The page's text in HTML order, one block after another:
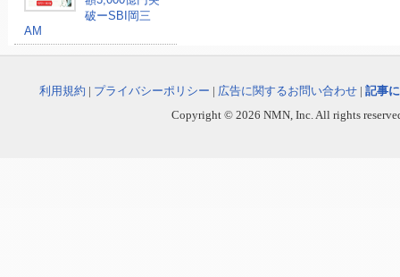
破ーSBI岡三
AM
利用規約 | プライバシーポリシー | 広告に関するお問い合わせ | 記事
Copyright © 2026 NMN, Inc. All rights